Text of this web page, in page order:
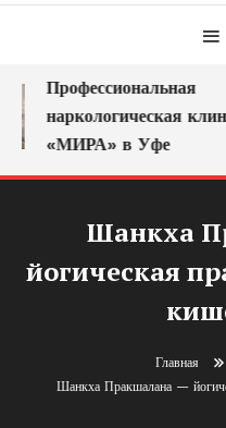
Профессиональная
наркологическая
«МИРА» в Уфе
Шанкха
йогическая
Главная
Шанкха Пракшалана —